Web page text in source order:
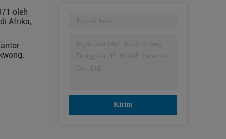
oleh
Afrika,
Kirim